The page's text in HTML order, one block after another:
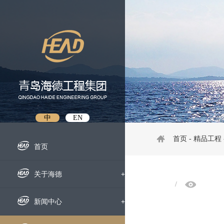
中 EN
首页
关于海德 +
企业概况
新闻中心 +
首页 - 精品工程
/